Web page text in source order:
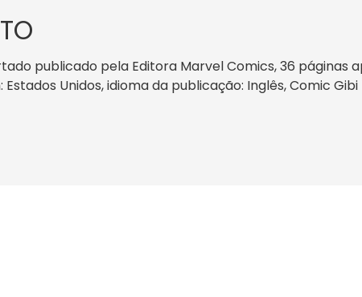
publicado pela Editora Marvel Comics, 36 páginas
Unidos, idioma da publicação: Inglês, Comic Gibi